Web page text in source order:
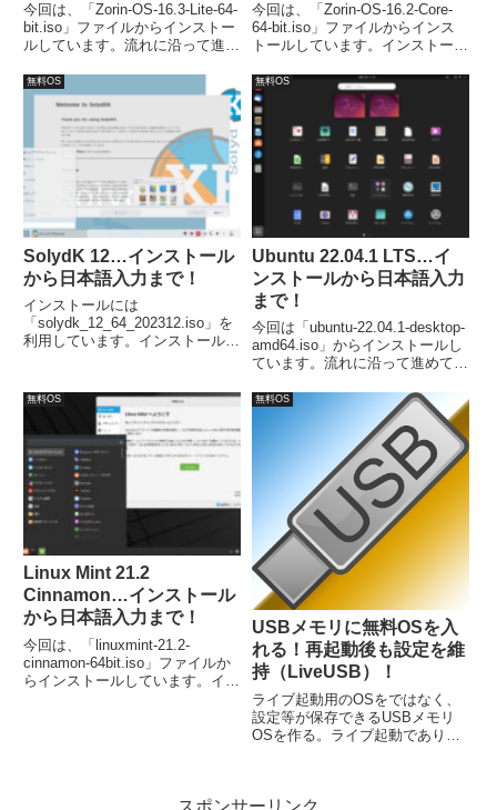
今回は、「Zorin-OS-16.3-Lite-64-
bit.iso」ファイルからインストー
ルしています。流れに沿って進め
完了し、再起動後は日本語入力が
可能になります。
今回は、「Zorin-OS-16.2-Core-
64-bit.iso」ファイルからインス
トールしています。インストール
本語入力についても特に設定不要
でした。
無料OS
SolydK 12…インストール
から日本語入力まで！
インストールには
「solydk_12_64_202312.iso」を
利用しています。インストールが
無料OS
Ubuntu 22.04.1 LTS…イ
ンストールから日本語入力
まで！
今回は「ubuntu-22.04.1-desktop-
amd64.iso」からインストールし
ています。流れに沿って進めて行
し、再起動後は日本語入力が可能
無料OS
Linux Mint 21.2
Cinnamon…インストール
から日本語入力まで！
今回は、「linuxmint-21.2-
cinnamon-64bit.iso」ファイルか
らインストールしています。イン
無料OS
USBメモリに無料OSを入
れる！再起動後も設定を維
持（LiveUSB）！
ライブ起動用のOSをではなく、
設定等が保存できるUSBメモリ
OSを作る。ライブ起動でありな
す。このLiveUSBは、OSを選ぶ
スポンサーリンク